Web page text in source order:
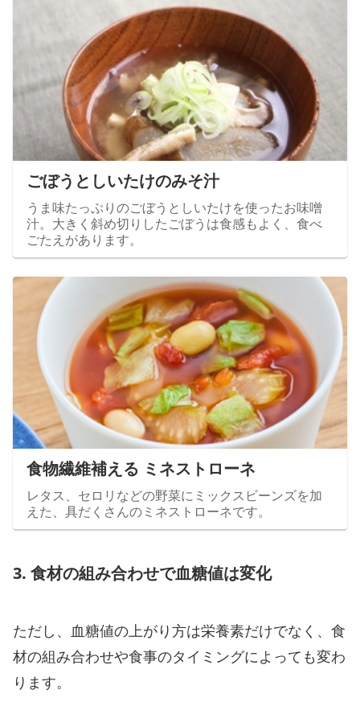
ごぼうとしいたけのみそ汁
うま味たっぷりのごぼうとしいたけを使ったお味噌
汁。大きく斜め切りしたごぼうは食感もよく、食べ
ごたえがあります。
食物繊維補える ミネストローネ
レタス、セロリなどの野菜にミックスビーンズを加
えた、具だくさんのミネストローネです。
3. 食材の組み合わせで血糖値は変化
ただし、血糖値の上がり方は栄養素だけでなく、食
材の組み合わせや食事のタイミングによっても変わ
ります。